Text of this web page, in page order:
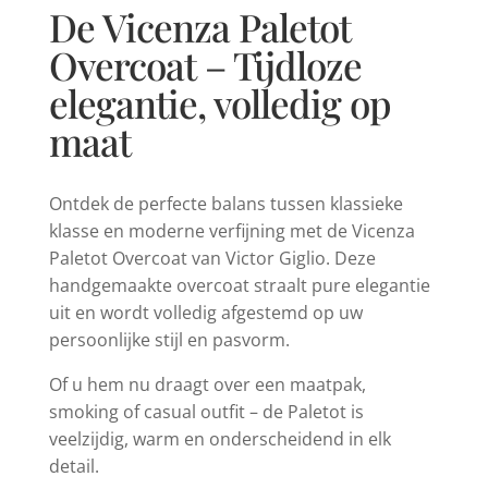
De Vicenza Paletot
Overcoat – Tijdloze
elegantie, volledig op
maat
Ontdek de perfecte balans tussen klassieke
klasse en moderne verfijning met de Vicenza
Paletot Overcoat van Victor Giglio. Deze
handgemaakte overcoat straalt pure elegantie
uit en wordt volledig afgestemd op uw
persoonlijke stijl en pasvorm.
Of u hem nu draagt over een maatpak,
smoking of casual outfit – de Paletot is
veelzijdig, warm en onderscheidend in elk
detail.